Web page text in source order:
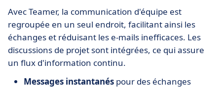
Avec Teamer, la communication d'équipe est
regroupée en un seul endroit, facilitant ainsi les
échanges et réduisant les e-mails inefficaces. Les
discussions de projet sont intégrées, ce qui assure
un flux d'information continu.
Messages instantanés pour des échanges